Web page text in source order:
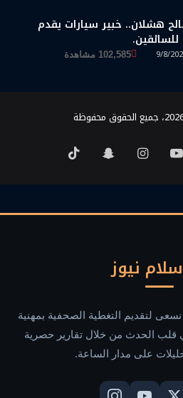
هشلان.. خبير سيارات يقدم
للسائقين.
102,585 مشاهدة
‫YouTubeانستقرامسناب
نيوز
لتقديم التغطية الصحفية بمهنية
قلب الحدث من خلال تقارير حصرية
على مدار الساعة.